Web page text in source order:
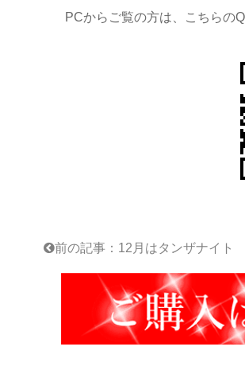
PCからご覧の方は、こちらの
前の記事：12月はタンザナイト